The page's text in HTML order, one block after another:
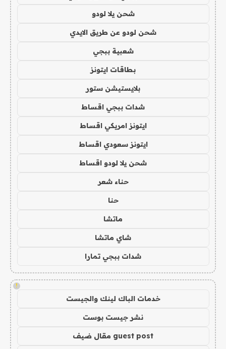
شحن يلا لودو
شحن لودو عن طريق الايدي
شعبية ببجي
بطاقات ايتونز
بلايستيشن ستور
شدات ببجي اقساط
ايتونز امريكي اقساط
ايتونز سعودي اقساط
شحن يلا لودو اقساط
حناء شعر
حنا
ماتشا
شاي ماتشا
شدات ببجي تمارا
!
خدمات الباك لينك والجيست
نشر جيست بوست
guest post مقال ضيف